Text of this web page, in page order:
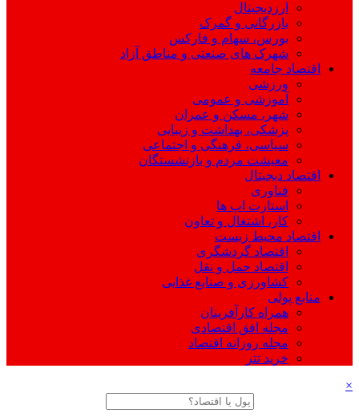
ارزدیجیتال
بازرگانی و گمرک
بورس، سهام و فارکس
شهرک های صنعتی و مناطق آزاد
اقتصاد جامعه
ورزشی
آموزشی و عمومی
شهر، مسکن و عمران
پزشکی، بهداشت و زیبایی
سیاسی، فرهنگی و اجتماعی
معیشت مردم و بازنشستگان
اقتصاد دیجیتال
فناوری
استارت اپ ها
کار، اشتغال و تعاون
اقتصاد محیط زیست
اقتصاد گردشگری
اقتصاد حمل و نقل
کشاورزی و صنایع غذایی
منابع پولی
همراه کارآفرینان
مجله افق اقتصادی
مجله روزانه اقتصاد
خرید تتر
×